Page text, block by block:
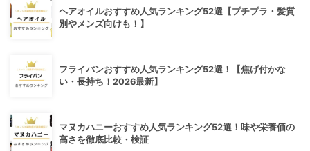
ヘアオイルおすすめ人気ランキング52選【プチプラ・髪質
別やメンズ向けも！】
フライパンおすすめ人気ランキング52選！【焦げ付かな
い・長持ち！2026最新】
マヌカハニーおすすめ人気ランキング52選！味や栄養価の
高さを徹底比較・検証